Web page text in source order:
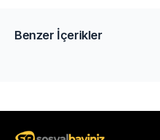
Benzer İçerikler